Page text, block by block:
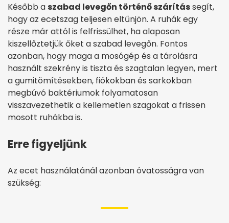
Később a szabad levegőn történő szárítássegít,
hogy az ecetszag teljesen eltűnjön. A ruhák egy
része már attól is felfrissülhet, ha alaposan
kiszellőztetjük őket a szabad levegőn. Fontos
azonban, hogy maga a mosógép és a tárolásra
használt szekrény is tiszta és szagtalan legyen, mert
a gumitömítésekben, fiókokban és sarkokban
megbúvó baktériumok folyamatosan
visszavezethetik a kellemetlen szagokat a frissen
mosott ruhákba is.
Erre figyeljünk
Az ecet használatánál azonban óvatosságra van
szükség: